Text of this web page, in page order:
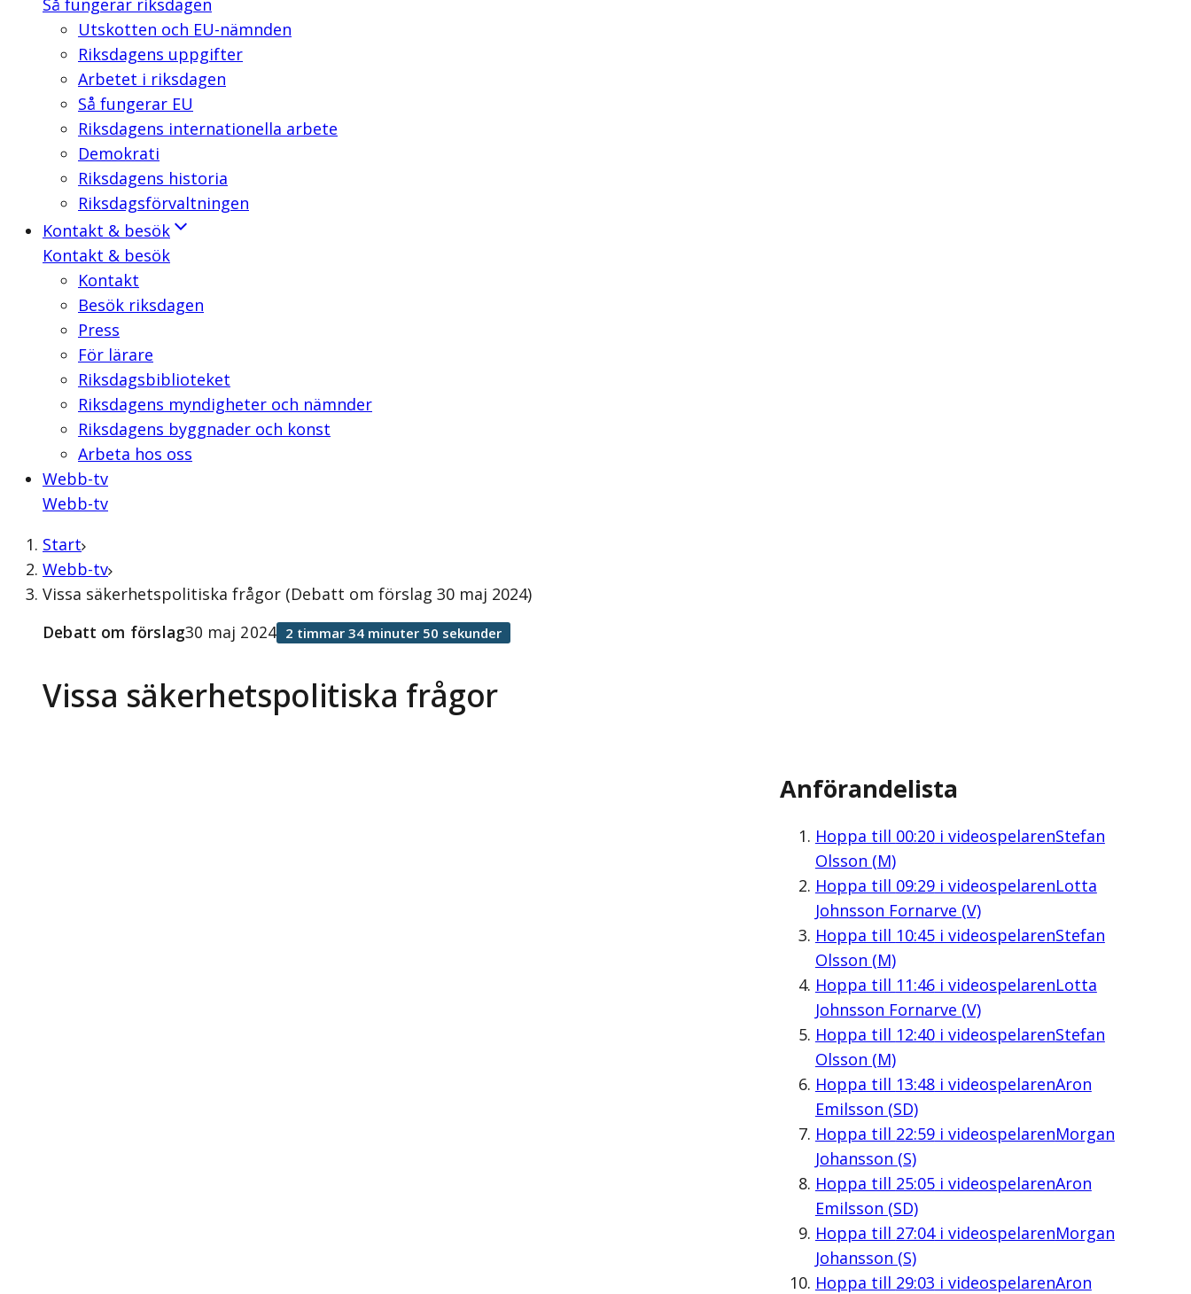
Så fungerar riksdagen
Utskotten och EU-nämnden
Riksdagens uppgifter
Arbetet i riksdagen
Så fungerar EU
Riksdagens internationella arbete
Demokrati
Riksdagens historia
Riksdagsförvaltningen
Kontakt & besök
Kontakt & besök
Kontakt
Besök riksdagen
Press
För lärare
Riksdagsbiblioteket
Riksdagens myndigheter och nämnder
Riksdagens byggnader och konst
Arbeta hos oss
Webb-tv
Webb-tv
Start
Webb-tv
Vissa säkerhetspolitiska frågor (Debatt om förslag 30 maj 2024)
Vissa säkerhetspolitiska frågor
Debatt om förslag30 maj 2024 2 timmar 34 minuter 50 sekunder
Anförandelista
Hoppa till 00:20i videospelarenStefan
Olsson (M)
Hoppa till 09:29i videospelarenLotta
Johnsson Fornarve (V)
Hoppa till 10:45i videospelarenStefan
Olsson (M)
Hoppa till 11:46i videospelarenLotta
Johnsson Fornarve (V)
Hoppa till 12:40i videospelarenStefan
Olsson (M)
Hoppa till 13:48i videospelarenAron
Emilsson (SD)
Hoppa till 22:59i videospelarenMorgan
Johansson (S)
Hoppa till 25:05i videospelarenAron
Emilsson (SD)
Hoppa till 27:04i videospelarenMorgan
Johansson (S)
Hoppa till 29:03 i videospelarenAron